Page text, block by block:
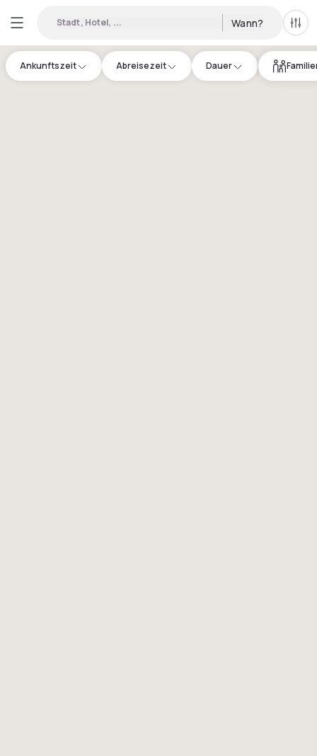
Stadt, Hotel, ... Wann? Alle
Ankunftszeit Abreisezeit Dauer